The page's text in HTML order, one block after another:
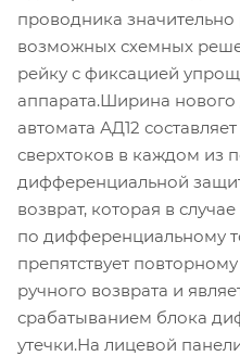
проводника
возможных схемных
рейку с фиксацией
аппарата.Ширина
автомата АД12
сверхтоков в каждом из
дифференциальной
возврат, которая в
по дифференциальному
препятствует
ручного возврата и
срабатыванием блока
утечки.На лицевой